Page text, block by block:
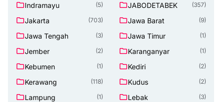
Indramayu (5) JABODETABEK (357)
Jakarta (703) Jawa Barat (9)
Jawa Tengah (3) Jawa Timur (1)
Jember (2) Karanganyar (1)
Kebumen (1) Kediri (2)
Kerawang (118) Kudus (2)
Lampung (1) Lebak (3)